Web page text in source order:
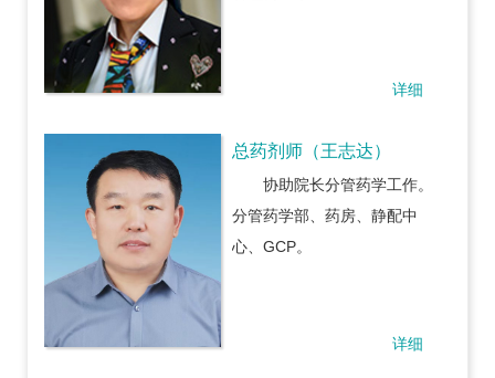
详细
总药剂师（王志达）
协助院长分管药学工作。
分管药学部、药房、静配中
心、GCP。
详细